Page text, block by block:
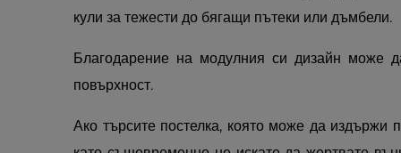
кули за тежести до бягащи пътеки или дъмбели.
Благодарение на модулния си дизайн може
повърхност.
Ако търсите постелка, която може да издържи